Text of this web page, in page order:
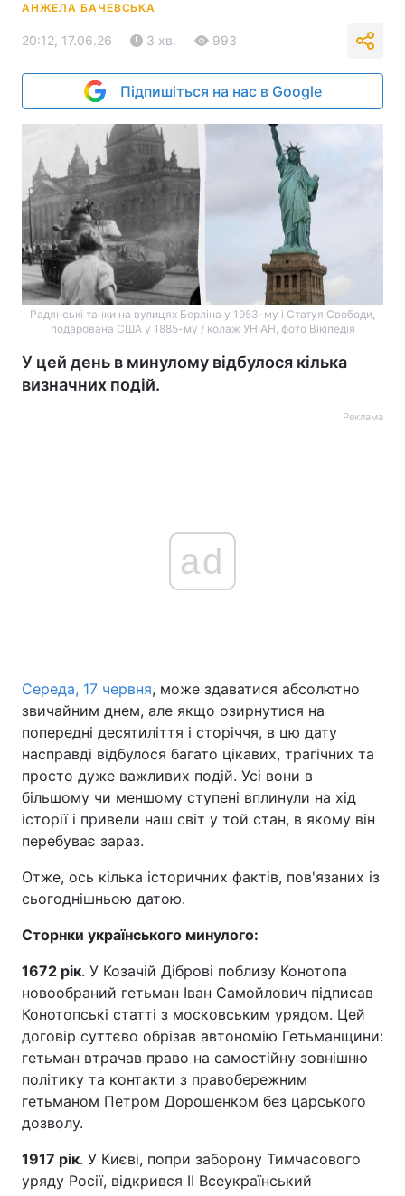
АНЖЕЛА БАЧЕВСЬКА
20:12, 17.06.26 3 хв. 993
Підпишіться на нас в Google
Радянські танки на вулицях Берліна у 1953-му і Статуя Свободи,
подарована США у 1885-му / колаж УНІАН, фото Вікіпедія
У цей день в минулому відбулося кілька
визначних подій.
Реклама
ad
Середа, 17 червня, може здаватися абсолютно
звичайним днем, але якщо озирнутися на
попередні десятиліття і сторіччя, в цю дату
насправді відбулося багато цікавих, трагічних та
просто дуже важливих подій. Усі вони в
більшому чи меншому ступені вплинули на хід
історії і привели наш світ у той стан, в якому він
перебуває зараз.
Отже, ось кілька історичних фактів, пов'язаних із
сьогоднішньою датою.
Сторнки українського минулого:
1672 рік. У Козачій Діброві поблизу Конотопа
новообраний гетьман Іван Самойлович підписав
Конотопські статті з московським урядом. Цей
договір суттєво обрізав автономію Гетьманщини:
гетьман втрачав право на самостійну зовнішню
політику та контакти з правобережним
гетьманом Петром Дорошенком без царського
дозволу.
1917 рік. У Києві, попри заборону Тимчасового
уряду Росії, відкрився II Всеукраїнський